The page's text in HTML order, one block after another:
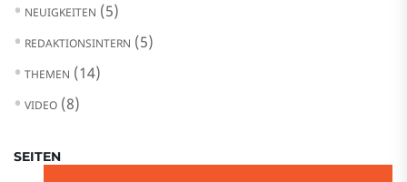
NEUIGKEITEN (5)
REDAKTIONSINTERN (5)
THEMEN (14)
VIDEO (8)
SEITEN